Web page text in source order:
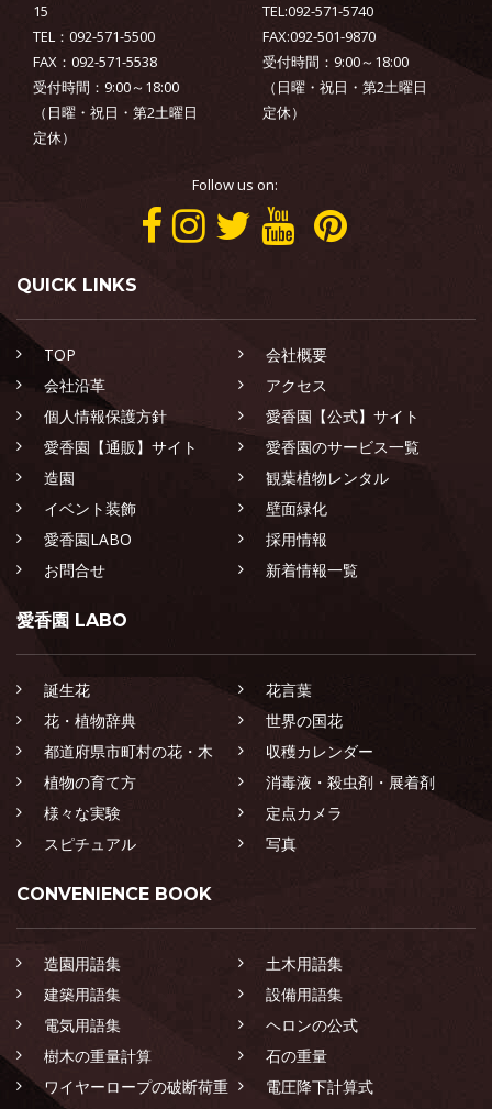
15
TEL：092-571-5500
FAX：092-571-5538
受付時間：9:00～18:00
（日曜・祝日・第2土曜日
定休）
TEL:092-571-5740
FAX:092-501-9870
受付時間：9:00～18:00
（日曜・祝日・第2土曜日
定休）
Follow us on:
QUICK LINKS
TOP
会社概要
会社沿革
アクセス
個人情報保護方針
愛香園【公式】サイト
愛香園【通販】サイト
愛香園のサービス一覧
造園
観葉植物レンタル
イベント装飾
壁面緑化
愛香園LABO
採用情報
お問合せ
新着情報一覧
愛香園 LABO
誕生花
花言葉
花・植物辞典
世界の国花
都道府県市町村の花・木
収穫カレンダー
植物の育て方
消毒液・殺虫剤・展着剤
様々な実験
定点カメラ
スピチュアル
写真
CONVENIENCE BOOK
造園用語集
土木用語集
建築用語集
設備用語集
電気用語集
ヘロンの公式
樹木の重量計算
石の重量
ワイヤーロープの破断荷重
電圧降下計算式